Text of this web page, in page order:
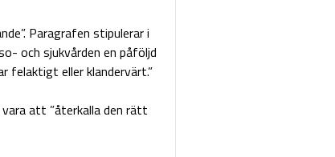
Paragrafen stipulerar i
och sjukvården en påföljd
felaktigt eller klandervärt.”
att ”återkalla den rätt